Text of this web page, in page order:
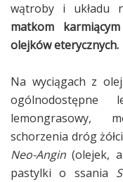
wątroby i układu
matkom
olejków eterycznych.
Na wyciągach z
lemongrasowy,
schorzenia dróg
Neo-Angin (olejek,
pastylki o ssania